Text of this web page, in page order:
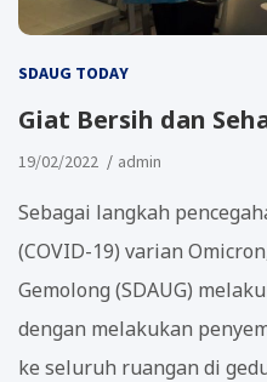
SDAUG TODAY
Giat Bersih dan
19/02/2022 admin
Sebagai langkah
(COVID-19) varian
Gemolong (SDAUG)
dengan melakukan
ke seluruh ruangan di